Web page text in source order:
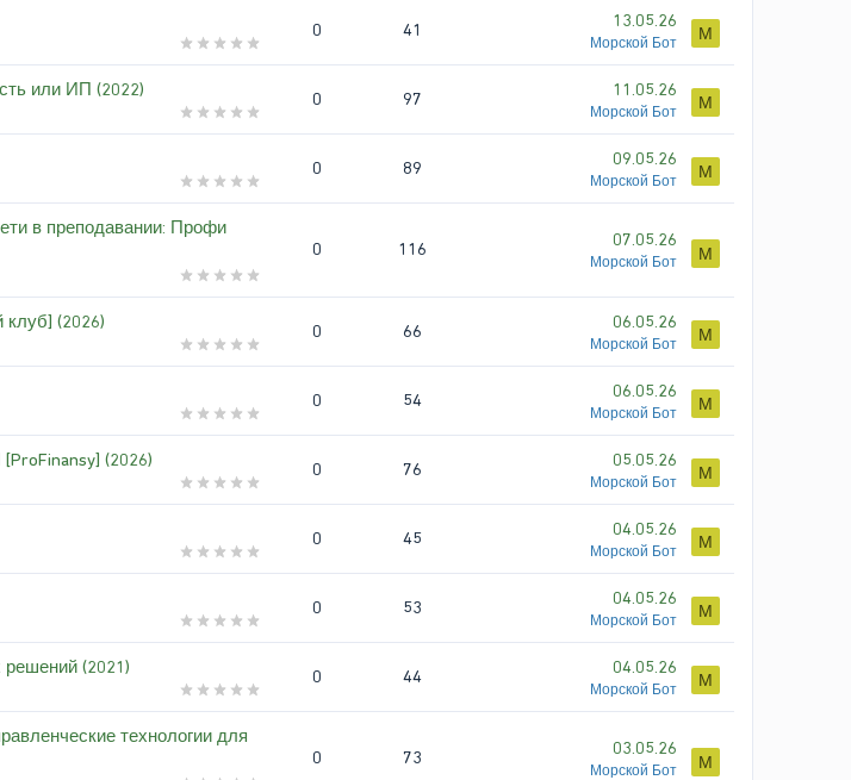
0 41 13.05.26
Морской Бот М
или ИП (2022) 0 97 11.05.26
Морской Бот М
0 89 09.05.26
Морской Бот М
в преподавании: Профи
0 116 07.05.26
Морской Бот М
(2026) 0 66 06.05.26
Морской Бот М
0 54 06.05.26
Морской Бот М
(2026) 0 76 05.05.26
Морской Бот М
0 45 04.05.26
Морской Бот М
0 53 04.05.26
Морской Бот М
(2021) 0 44 04.05.26
Морской Бот М
технологии для
0 73 03.05.26
Морской Бот М